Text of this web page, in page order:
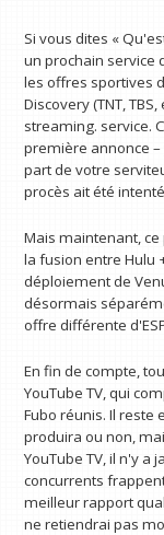
Si vous dites «
un prochain service
les offres sportives
Discovery (TNT,
streaming. service.
première annonce
part de votre
procès ait été
Mais maintenant,
la fusion entre Hulu
déploiement de
désormais
offre différente
En fin de compte,
YouTube TV, qui
Fubo réunis. Il reste
produira ou non,
YouTube TV, il n'y
concurrents
meilleur rapport
ne retiendrai pas